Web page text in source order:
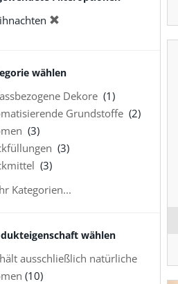
wählen
Dekore (1)
Grundstoffe (2)
(3)
(3)
(3)
Kategorien...
wählen
ausschließlich natürliche
(10)